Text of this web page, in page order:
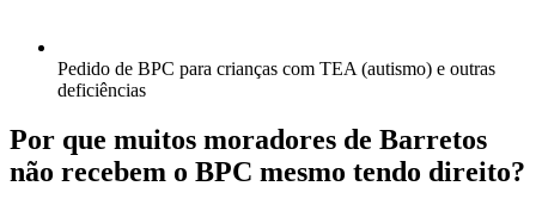
Pedido de BPC para crianças com TEA (autismo) e outras
deficiências
Por que muitos moradores de Barretos
não recebem o BPC mesmo tendo direito?